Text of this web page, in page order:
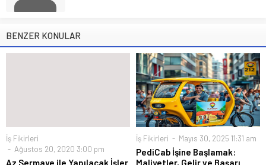
BENZER KONULAR
İş Fikirleri
Ağustos 20, 2020 3:00 pm
Az Sermaye ile Yapılacak İşler
İş Fikirleri Mayıs 30, 2025 11:31 am
PediCab İşine Başlamak:
Maliyetler, Gelir ve Başarı